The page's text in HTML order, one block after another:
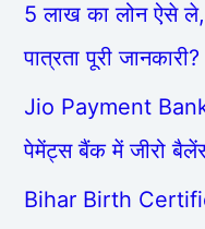
5 लाख का लोन ऐसे ले,
पात्रता पूरी जानकारी?
Jio Payment
पेमेंट्स बैंक में जीरो
Bihar Birth